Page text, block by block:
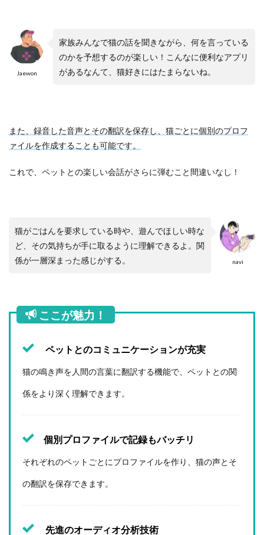
Jaewon
家族みんなで猫の話を聞きながら、何を言っている
のかを予想するのが楽しい！こんなに便利なアプリ
があるなんて、猫好きにはたまらないね​。
また、録音した音声とその翻訳を保存し、猫ごとに個別のプロフ
ァイルを作成することも可能です。
これで、ペットとの楽しい会話がさらに弾むこと間違いなし！
navi
猫がごはんを要求している時や、遊んでほしい時な
ど、その気持ちが手に取るように理解できるよ。関
係が一層深まった感じがする。
ここが魅力！
ペットとのコミュニケーションが充実
猫の鳴き声を人間の言葉に翻訳する機能で、ペットとの関
係をより深く理解できます。
個別プロファイルで記録もバッチリ
それぞれのペットごとにプロファイルを作り、猫の声とそ
の翻訳を保存できます。
先進のオーディオ分析技術